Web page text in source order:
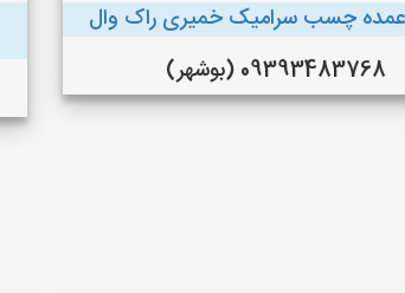
چسب سرامیک خمیری راک وال
09393483768 (بوشهر)